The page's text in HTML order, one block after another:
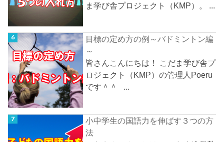
ま学び舎プロジェクト（KMP）。 ...
目標の定め方の例～バドミントン編
～
皆さんこんにちは！ こだま学び舎プ
ロジェクト（KMP）の管理人Poeru
です＾＾ ...
小中学生の国語力を伸ばす３つの方
法